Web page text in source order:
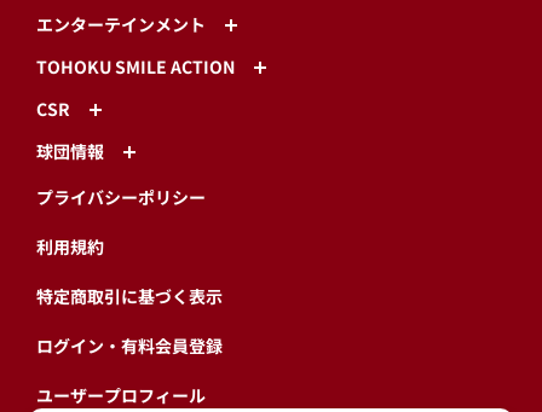
エンターテインメント
TOHOKU SMILE ACTION
CSR
球団情報
プライバシーポリシー
利用規約
特定商取引に基づく表示
ログイン・有料会員登録
ユーザープロフィール